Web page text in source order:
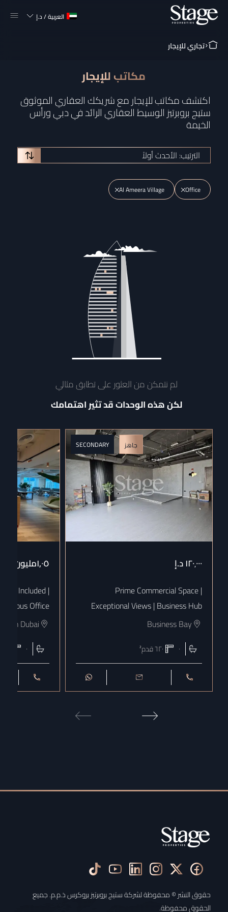
العربية/د.إ
تجاري للإيجار
مكاتب للإيجار
اكتشف مكاتب للإيجار مع شريكك العقاري الموثوق
ستيج بروبرتيز الوسيط العقاري الرائد في دبي ورأس
الخيمة
الترتيب: الأحدث أولاً
Office
Al Ameera Village
لم نتمكن من العثور على تطابق مثالي
لكن هذه الوحدات قد تثير اهتمامك
جاهز SECONDARY
١٢٠٬٠٠٠د.إ
Prime Commercial Space |
Exceptional Views | Business Hub
Business Bay
٠ ٦٢٠قدم²
١٫٠٥مليون
Included |
Office
Dubai
٠
حقوق النشر © محفوظة لشركة ستيج بروبرتيز بروكرس ذ.م.م. جميع
الحقوق محفوظة.